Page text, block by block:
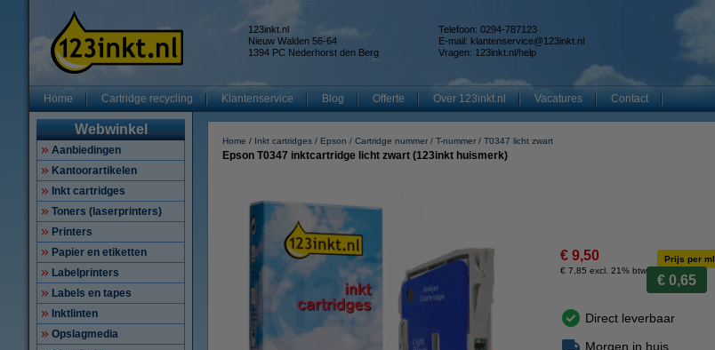
123inkt.nl
Nieuw Walden 56-64
1394 PC Nederhorst den Berg
Telefoon: 0294-787123
E-mail: klantenservice@123inkt.nl
Vragen: 123inkt.nl/help
Home Cartridge recycling Klantenservice Blog Offerte Over 123inkt.nl Vacatures Contact
Webwinkel
Aanbiedingen
Kantoorartikelen
Inkt cartridges
Toners (laserprinters)
Printers
Papier en etiketten
Labelprinters
Labels en tapes
Inktlinten
Opslagmedia
Home Inkt cartridges Epson Cartridge nummer T-nummer T0347 licht zwart
Epson T0347 inktcartridge licht zwart (123inkt huismerk)
€ 9,50
€ 7,85 excl. 21% btw
Prijs per ml
€ 0,65
Direct leverbaar
Morgen in huis